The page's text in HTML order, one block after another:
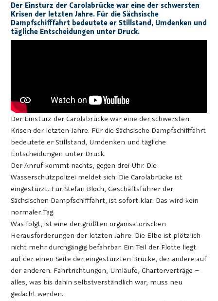
Der Einsturz der Carolabrücke war eine der schwersten
Krisen der letzten Jahre. Für die Sächsische
Dampfschifffahrt bedeutete er Stillstand, Umdenken und
tägliche Entscheidungen unter Druck.
Der Einsturz der Carolabrücke war eine der schwersten
Krisen der letzten Jahre. Für die Sächsische Dampfschifffahrt
bedeutete er Stillstand, Umdenken und tägliche
Entscheidungen unter Druck.
Der Anruf kommt nachts, gegen drei Uhr. Die
Wasserschutzpolizei meldet sich. Die Carolabrücke ist
eingestürzt. Für Stefan Bloch, Geschäftsführer der
Sächsischen Dampfschifffahrt, ist sofort klar: Das wird kein
normaler Tag.
Was folgt, ist eine der größten organisatorischen
Herausforderungen der letzten Jahre. Die Elbe ist plötzlich
nicht mehr durchgängig befahrbar. Ein Teil der Flotte liegt
auf der einen Seite der eingestürzten Brücke, der andere auf
der anderen. Fahrtrichtungen, Umläufe, Charterverträge –
alles, was bis dahin selbstverständlich war, muss neu
gedacht werden.